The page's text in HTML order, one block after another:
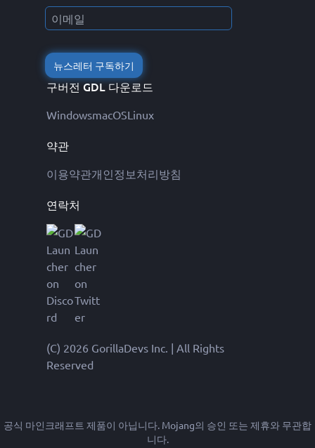
뉴스레터 구독하기
구버전 GDL 다운로드
WindowsmacOSLinux
약관
이용약관개인정보처리방침
연락처
(C) 2026 GorillaDevs Inc. | All Rights
Reserved
공식 마인크래프트 제품이 아닙니다. Mojang의 승인 또는 제휴와 무관합
니다.